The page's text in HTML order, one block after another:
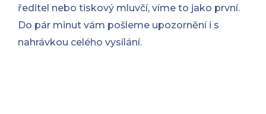
ředitel nebo tiskový mluvčí, víme to jako první.
Do pár minut vám pošleme upozornění i s
nahrávkou celého vysílání.